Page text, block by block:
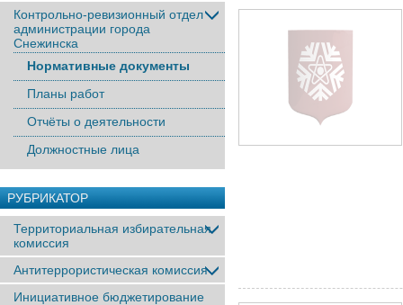
Контрольно-ревизионный отдел
администрации города
Снежинска
Нормативные документы
Планы работ
Отчёты о деятельности
Должностные лица
РУБРИКАТОР
Территориальная избирательная
комиссия
Антитеррористическая комиссия
Инициативное бюджетирование